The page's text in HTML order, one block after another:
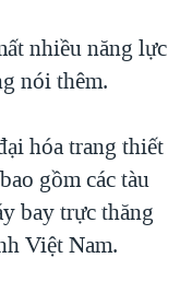
nhiều năng lực
nói thêm.
hóa trang thiết
gồm các tàu
bay trực thăng
Việt Nam.